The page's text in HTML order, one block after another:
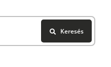
Keresés